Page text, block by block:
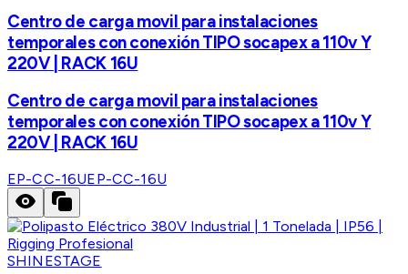
Centro de carga movil para instalaciones
temporales con conexión TIPO socapex a 110v Y
220V | RACK 16U
Centro de carga movil para instalaciones
temporales con conexión TIPO socapex a 110v Y
220V | RACK 16U
EP-CC-16UEP-CC-16U
SHINESTAGE